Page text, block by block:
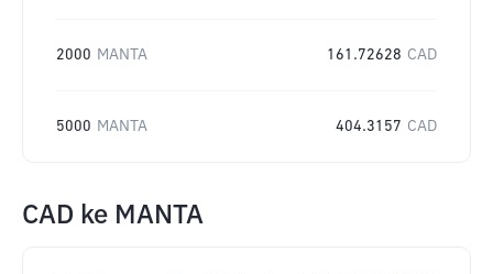
2000 MANTA 161.72628 CAD
5000 MANTA 404.3157 CAD
CAD ke MANTA